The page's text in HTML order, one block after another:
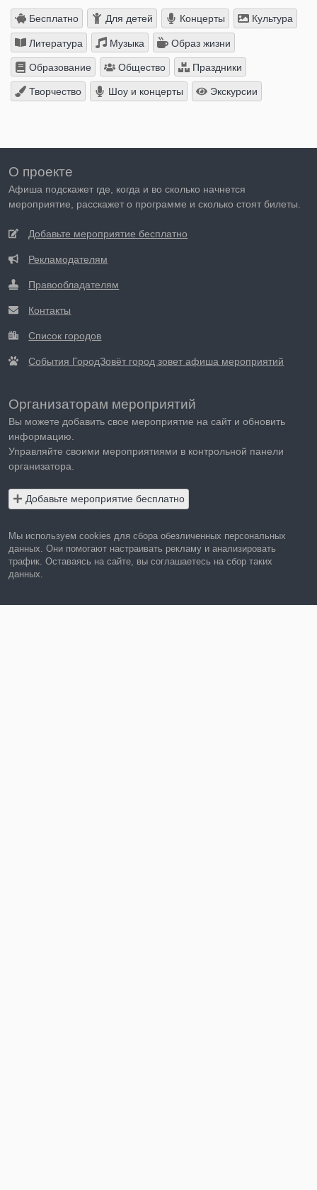
Бесплатно Для детей Концерты Культура
Литература Музыка Образ жизни
Образование Общество Праздники
Творчество Шоу и концерты Экскурсии
О проекте
Афиша подскажет где, когда и во сколько начнется
мероприятие, расскажет о программе и сколько стоят билеты.
Добавьте мероприятие бесплатно
Рекламодателям
Правообладателям
Контакты
Список городов
События ГородЗовёт город зовет афиша мероприятий
Организаторам мероприятий
Вы можете добавить свое мероприятие на сайт и обновить
информацию.
Управляйте своими мероприятиями в контрольной панели
организатора.
Добавьте мероприятие бесплатно
Мы используем cookies для сбора обезличенных персональных
данных. Они помогают настраивать рекламу и анализировать
трафик. Оставаясь на сайте, вы соглашаетесь на сбор таких
данных.